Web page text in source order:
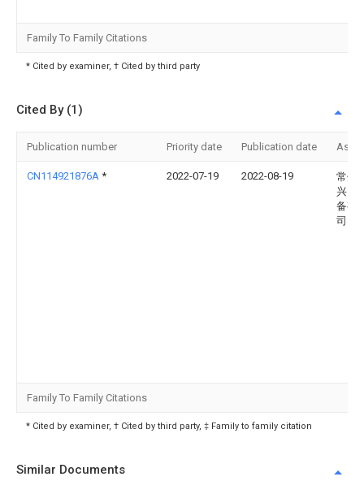
Family To Family Citations
* Cited by examiner, † Cited by third party
Cited By (1)
Publication number Priority date Publication date
CN114921876A * 2022-07-19 2022-08-19
常州
兴自
备有
司
Family To Family Citations
* Cited by examiner, † Cited by third party, ‡ Family to family citation
Similar Documents